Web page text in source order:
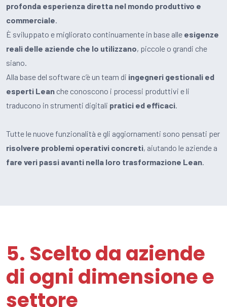
profonda esperienza diretta nel mondo produttivo e
commerciale.
È sviluppato e migliorato continuamente in base alle esigenze
reali delle aziende che lo utilizzano, piccole o grandi che
siano.
Alla base del software c’è un team di ingegneri gestionali ed
esperti Lean che conoscono i processi produttivi e li
traducono in strumenti digitali pratici ed efficaci.
Tutte le nuove funzionalità e gli aggiornamenti sono pensati per
risolvere problemi operativi concreti, aiutando le aziende a
fare veri passi avanti nella loro trasformazione Lean.
5. Scelto da aziende
di ogni dimensione e
settore